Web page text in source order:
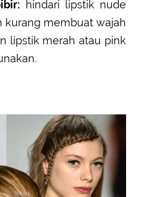
hindari lipstik nude
kurang membuat wajah
lipstik merah atau pink